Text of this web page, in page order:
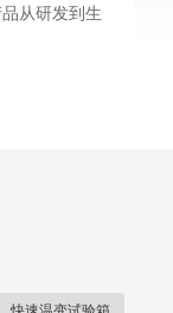
从研发到生
“品质*”的工
达对顾客永